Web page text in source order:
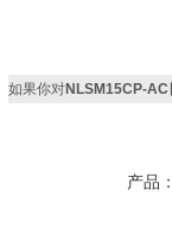
如果你对NLSM15CP-
产品